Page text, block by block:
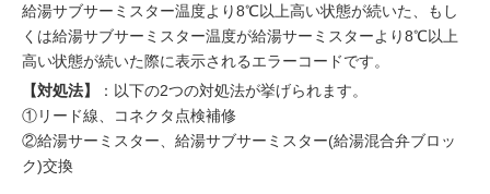
給湯サブサーミスター温度より8℃以上高い状態が続いた、もし
くは給湯サブサーミスター温度が給湯サーミスターより8℃以上
高い状態が続いた際に表示されるエラーコードです。
【対処法】
：以下の2つの対処法が挙げられます。
①リード線、コネクタ点検補修
②給湯サーミスター、給湯サブサーミスター(給湯混合弁ブロッ
ク)交換